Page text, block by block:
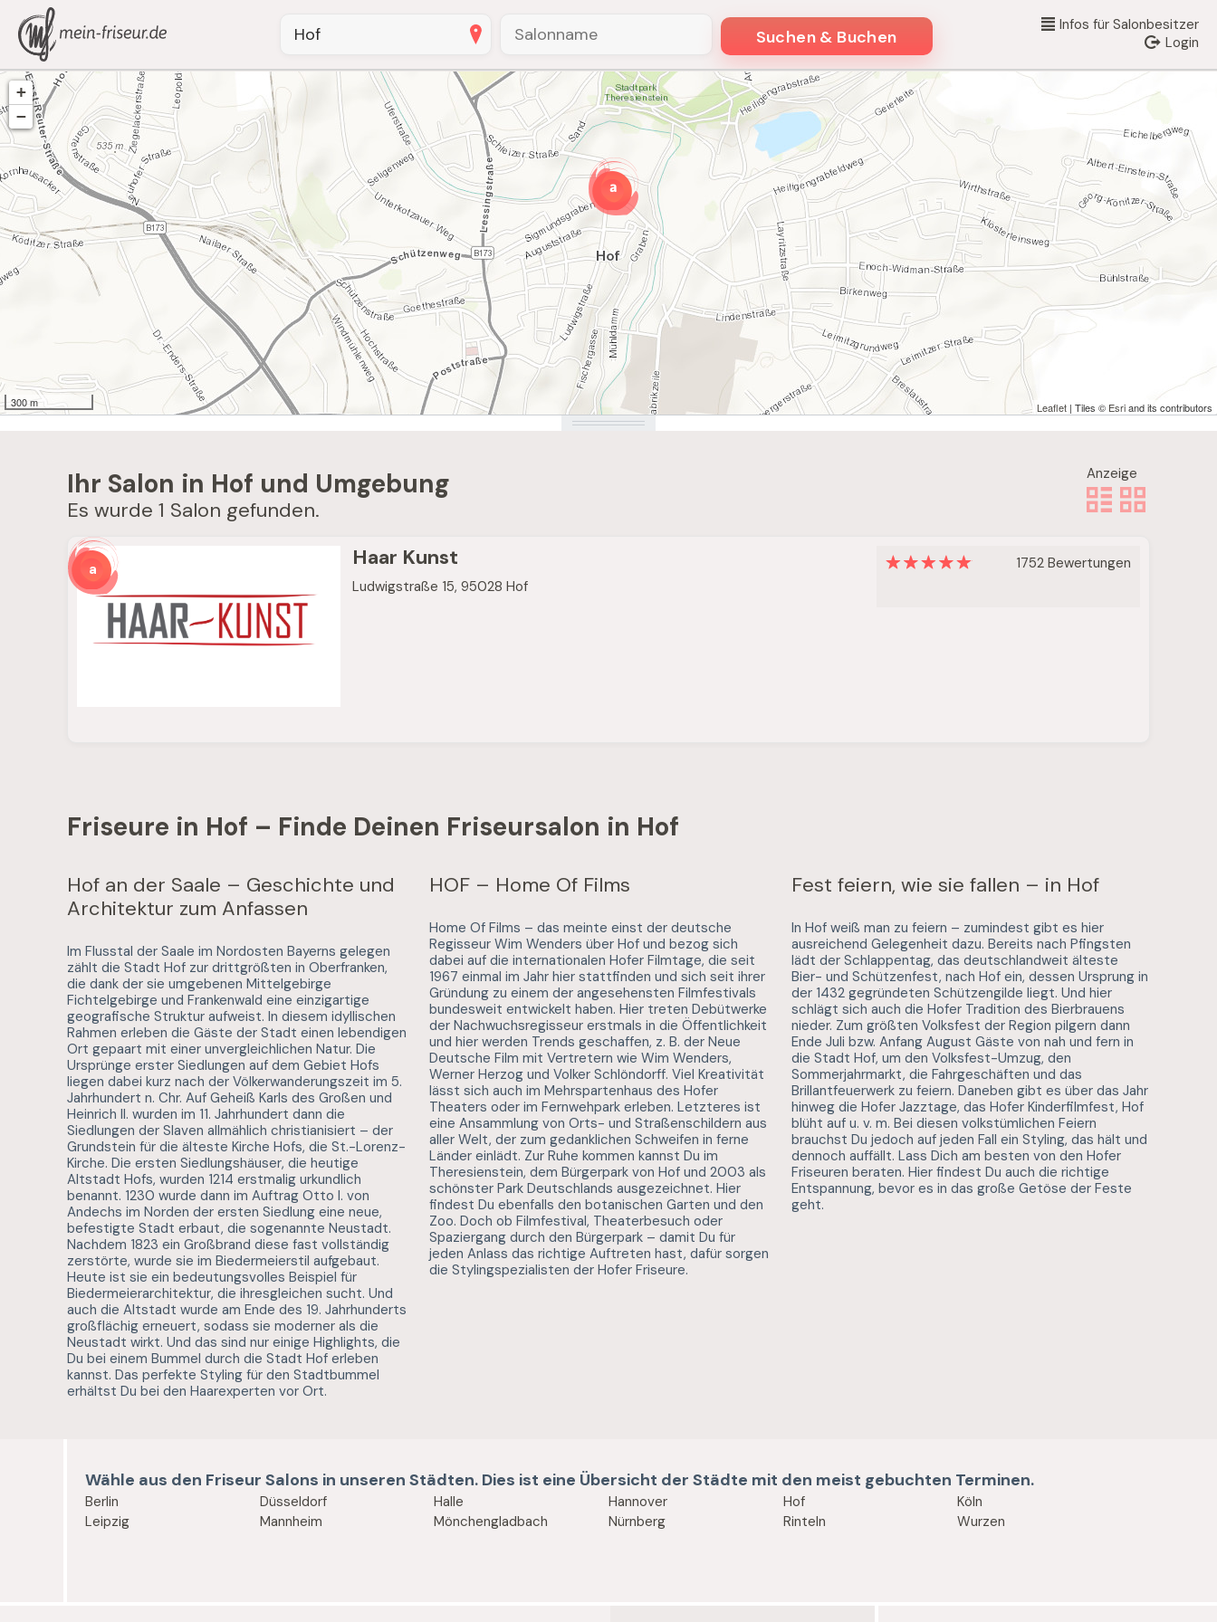
Infos für Salonbesitzer
Login
+
−
300 m Leaflet | Tiles © Esriand its contributors
Ihr Salon in Hof und Umgebung
Es wurde 1 Salon gefunden.
Anzeige
Haar Kunst
Ludwigstraße 15,95028 Hof
1752 Bewertungen
Friseure in Hof – Finde Deinen Friseursalon in Hof
Hof an der Saale – Geschichte und
Architektur zum Anfassen
Im Flusstal der Saale im Nordosten Bayerns gelegen
zählt die Stadt Hof zur drittgrößten in Oberfranken,
die dank der sie umgebenen Mittelgebirge
Fichtelgebirge und Frankenwald eine einzigartige
geografische Struktur aufweist. In diesem idyllischen
Rahmen erleben die Gäste der Stadt einen lebendigen
Ort gepaart mit einer unvergleichlichen Natur. Die
Ursprünge erster Siedlungen auf dem Gebiet Hofs
liegen dabei kurz nach der Völkerwanderungszeit im 5.
Jahrhundert n. Chr. Auf Geheiß Karls des Großen und
Heinrich II. wurden im 11. Jahrhundert dann die
Siedlungen der Slaven allmählich christianisiert – der
Grundstein für die älteste Kirche Hofs, die St.-Lorenz-
Kirche. Die ersten Siedlungshäuser, die heutige
Altstadt Hofs, wurden 1214 erstmalig urkundlich
benannt. 1230 wurde dann im Auftrag Otto I. von
Andechs im Norden der ersten Siedlung eine neue,
befestigte Stadt erbaut, die sogenannte Neustadt.
Nachdem 1823 ein Großbrand diese fast vollständig
zerstörte, wurde sie im Biedermeierstil aufgebaut.
Heute ist sie ein bedeutungsvolles Beispiel für
Biedermeierarchitektur, die ihresgleichen sucht. Und
auch die Altstadt wurde am Ende des 19. Jahrhunderts
großflächig erneuert, sodass sie moderner als die
Neustadt wirkt. Und das sind nur einige Highlights, die
Du bei einem Bummel durch die Stadt Hof erleben
kannst. Das perfekte Styling für den Stadtbummel
erhältst Du bei den Haarexperten vor Ort.
HOF – Home Of Films
Home Of Films – das meinte einst der deutsche
Regisseur Wim Wenders über Hof und bezog sich
dabei auf die internationalen Hofer Filmtage, die seit
1967 einmal im Jahr hier stattfinden und sich seit ihrer
Gründung zu einem der angesehensten Filmfestivals
bundesweit entwickelt haben. Hier treten Debütwerke
der Nachwuchsregisseur erstmals in die Öffentlichkeit
und hier werden Trends geschaffen, z. B. der Neue
Deutsche Film mit Vertretern wie Wim Wenders,
Werner Herzog und Volker Schlöndorff. Viel Kreativität
lässt sich auch im Mehrspartenhaus des Hofer
Theaters oder im Fernwehpark erleben. Letzteres ist
eine Ansammlung von Orts- und Straßenschildern aus
aller Welt, der zum gedanklichen Schweifen in ferne
Länder einlädt. Zur Ruhe kommen kannst Du im
Theresienstein, dem Bürgerpark von Hof und 2003 als
schönster Park Deutschlands ausgezeichnet. Hier
findest Du ebenfalls den botanischen Garten und den
Zoo. Doch ob Filmfestival, Theaterbesuch oder
Spaziergang durch den Bürgerpark – damit Du für
jeden Anlass das richtige Auftreten hast, dafür sorgen
die Stylingspezialisten der Hofer Friseure.
Fest feiern, wie sie fallen – in Hof
In Hof weiß man zu feiern – zumindest gibt es hier
ausreichend Gelegenheit dazu. Bereits nach Pfingsten
lädt der Schlappentag, das deutschlandweit älteste
Bier- und Schützenfest, nach Hof ein, dessen Ursprung in
der 1432 gegründeten Schützengilde liegt. Und hier
schlägt sich auch die Hofer Tradition des Bierbrauens
nieder. Zum größten Volksfest der Region pilgern dann
Ende Juli bzw. Anfang August Gäste von nah und fern in
die Stadt Hof, um den Volksfest-Umzug, den
Sommerjahrmarkt, die Fahrgeschäften und das
Brillantfeuerwerk zu feiern. Daneben gibt es über das Jahr
hinweg die Hofer Jazztage, das Hofer Kinderfilmfest, Hof
blüht auf u. v. m. Bei diesen volkstümlichen Feiern
brauchst Du jedoch auf jeden Fall ein Styling, das hält und
dennoch auffällt. Lass Dich am besten von den Hofer
Friseuren beraten. Hier findest Du auch die richtige
Entspannung, bevor es in das große Getöse der Feste
geht.
Wähle aus den Friseur Salons in unseren Städten. Dies ist eine Übersicht der Städte mit den meist gebuchten Terminen.
Berlin Düsseldorf Halle Hannover Hof
Köln
Leipzig
Mannheim Mönchengladbach Nürnberg Rinteln Wurzen